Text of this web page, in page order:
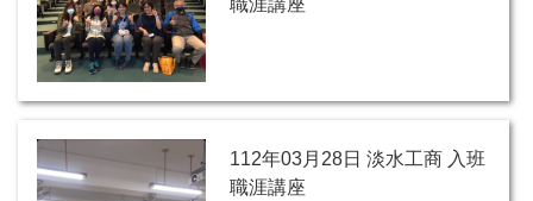
112年03月28日 淡水工商 入班
職涯講座